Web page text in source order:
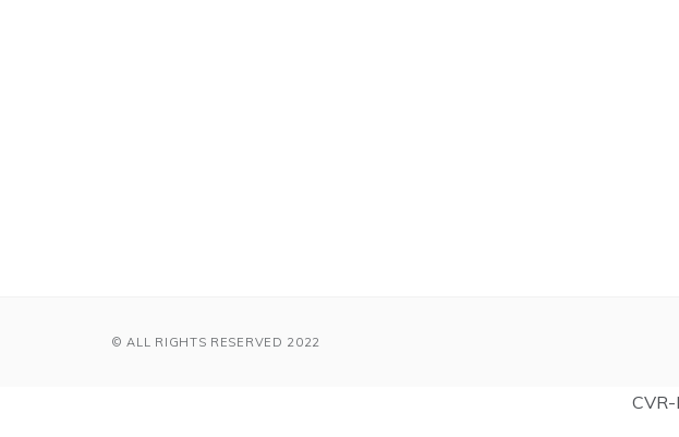
© ALL RIGHTS RESERVED 2022